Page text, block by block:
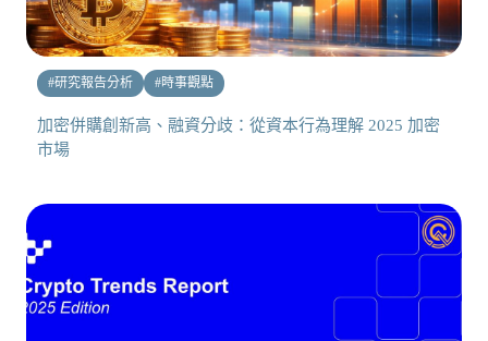
#研究報告分析 #時事觀點
加密併購創新高、融資分歧：從資本行為理解 2025 加密
市場